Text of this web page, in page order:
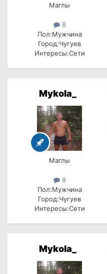
Маглы
8
Пол:Мужчина
Город:Чугуев
Интересы:Сети
Mykola_
Маглы
8
Пол:Мужчина
Город:Чугуев
Интересы:Сети
Mykola_